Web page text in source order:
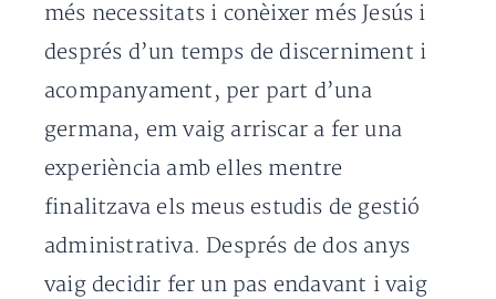
més necessitats i conèixer més Jesús i
després d’un temps de discerniment i
acompanyament, per part d’una
germana, em vaig arriscar a fer una
experiència amb elles mentre
finalitzava els meus estudis de gestió
administrativa. Després de dos anys
vaig decidir fer un pas endavant i vaig